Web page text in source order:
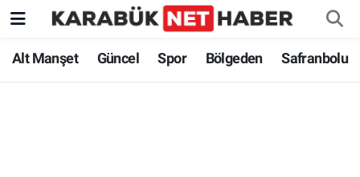
Alt Manşet Güncel Spor Bölgeden Safranbolu